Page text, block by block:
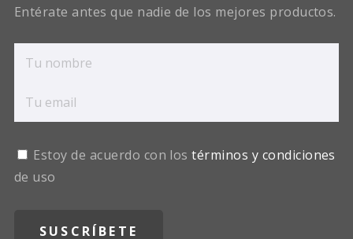
Entérate antes que nadie de los mejores productos.
Estoy de acuerdo con lostérminos y condiciones
de uso